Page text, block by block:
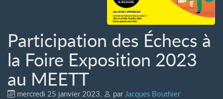
Participation des Échecs à
la Foire Exposition 2023
au MEETT
mercredi 25 janvier 2023 par Jacques Bouthier